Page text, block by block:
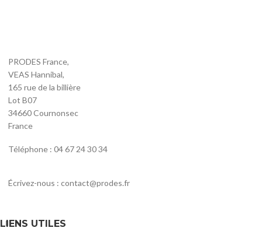
PRODES France,
VEAS Hannibal,
165 rue de la billière
Lot B07
34660 Cournonsec
France
Téléphone : 04 67 24 30 34
Écrivez-nous : contact@prodes.fr
LIENS UTILES